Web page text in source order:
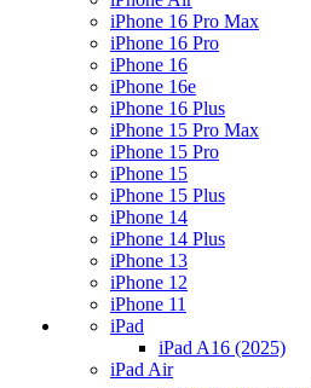
iPhone 16 Pro Max
iPhone 16 Pro
iPhone 16
iPhone 16e
iPhone 16 Plus
iPhone 15 Pro Max
iPhone 15 Pro
iPhone 15
iPhone 15 Plus
iPhone 14
iPhone 14 Plus
iPhone 13
iPhone 12
iPhone 11
iPad
iPad A16 (2025)
iPad Air